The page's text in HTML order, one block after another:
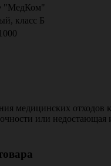
класс Б
медицинских
или